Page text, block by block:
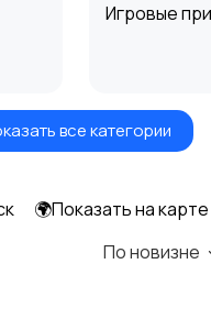
Игровые
и
Книги и
Материалы
все категории
🌍Показать на карте
По новизне